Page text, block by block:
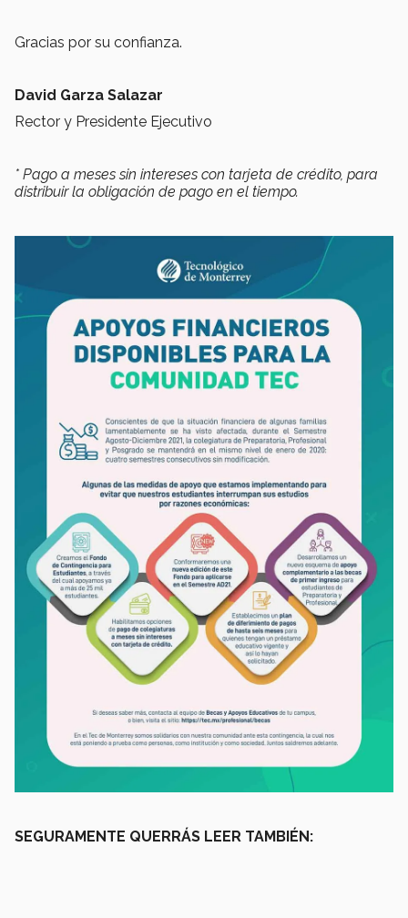
Gracias por su confianza.
David Garza Salazar
Rector y Presidente Ejecutivo
* Pago a meses sin intereses con tarjeta de crédito, para
distribuir la obligación de pago en el tiempo.
SEGURAMENTE QUERRÁS LEER TAMBIÉN: